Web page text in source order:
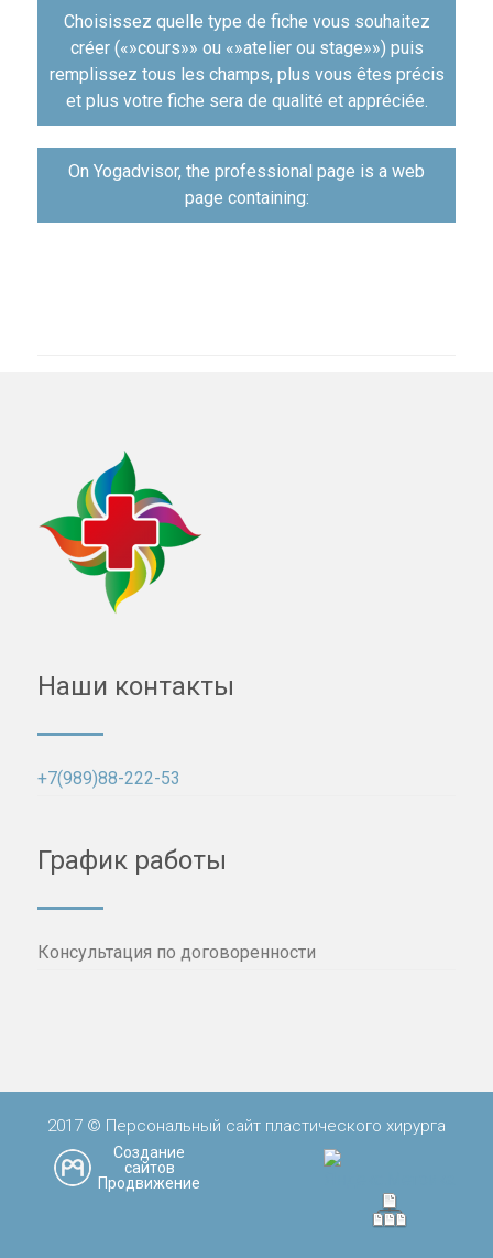
Навигация
записям
Choisissez quelle type de fiche vous souhaitez
créer («»cours»» ou «»atelier ou stage»») puis
remplissez tous les champs, plus vous êtes précis
et plus votre fiche sera de qualité et appréciée.
On Yogadvisor, the professional page is a web
page containing:
Наши контакты
+7(989)88-222-53
График работы
Консультация по договоренности
2017 © Персональный сайт пластического хирурга
Создание
сайтов
Продвижение